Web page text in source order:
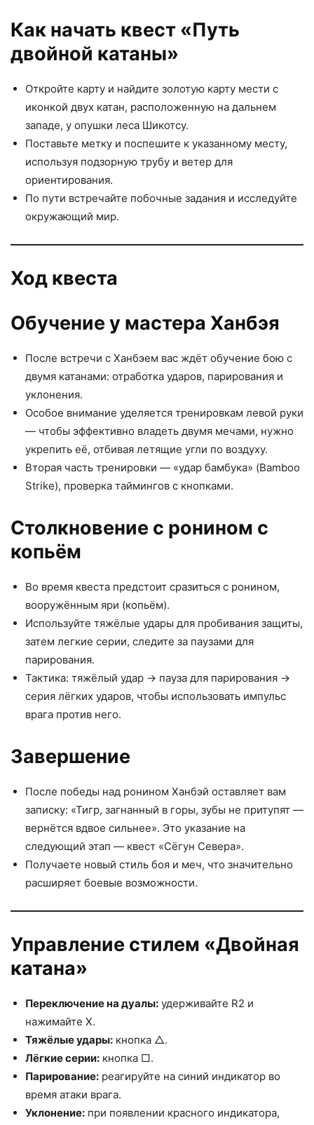
Как начать квест «Путь
двойной катаны»
Откройте карту и найдите золотую карту мести с
иконкой двух катан, расположенную на дальнем
западе, у опушки леса Шикотсу.
Поставьте метку и поспешите к указанному месту,
используя подзорную трубу и ветер для
ориентирования.
По пути встречайте побочные задания и исследуйте
окружающий мир.
Ход квеста
Обучение у мастера Ханбэя
После встречи с Ханбэем вас ждёт обучение бою с
двумя катанами: отработка ударов, парирования и
уклонения.
Особое внимание уделяется тренировкам левой руки
— чтобы эффективно владеть двумя мечами, нужно
укрепить её, отбивая летящие угли по воздуху.
Вторая часть тренировки — «удар бамбука» (Bamboo
Strike), проверка таймингов с кнопками.
Столкновение с ронином с
копьём
Во время квеста предстоит сразиться с ронином,
вооружённым яри (копьём).
Используйте тяжёлые удары для пробивания защиты,
затем легкие серии, следите за паузами для
парирования.
Тактика: тяжёлый удар → пауза для парирования →
серия лёгких ударов, чтобы использовать импульс
врага против него.
Завершение
После победы над ронином Ханбэй оставляет вам
записку: «Тигр, загнанный в горы, зубы не притупят —
вернётся вдвое сильнее». Это указание на
следующий этап — квест «Сёгун Севера».
Получаете новый стиль боя и меч, что значительно
расширяет боевые возможности.
Управление стилем «Двойная
катана»
Переключение на дуалы: удерживайте R2 и
нажимайте X.
Тяжёлые удары: кнопка △.
Лёгкие серии: кнопка □.
Парирование: реагируйте на синий индикатор во
время атаки врага.
Уклонение: при появлении красного индикатора,